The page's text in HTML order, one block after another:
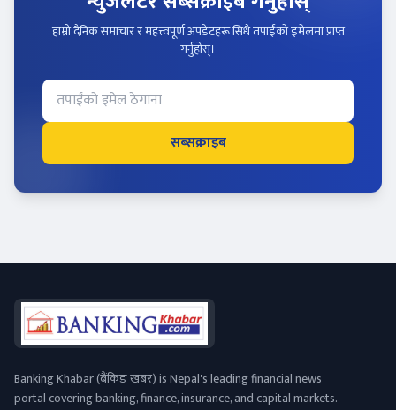
हाम्रो दैनिक समाचार र महत्त्वपूर्ण अपडेटहरू सिधै तपाईंको इमेलमा प्राप्त
गर्नुहोस्।
सब्सक्राइब
Banking Khabar (बैंकिङ खबर) is Nepal's leading financial news
portal covering banking, finance, insurance, and capital markets.